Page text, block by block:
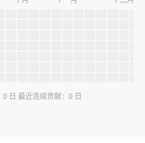
日 最近连续贡献：0 日